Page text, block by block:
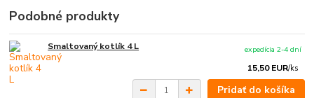
Podobné produkty
Smaltovaný kotlík 4 L
15,50 EUR/ks
expedícia 2-4 dní
Pridať do košíka